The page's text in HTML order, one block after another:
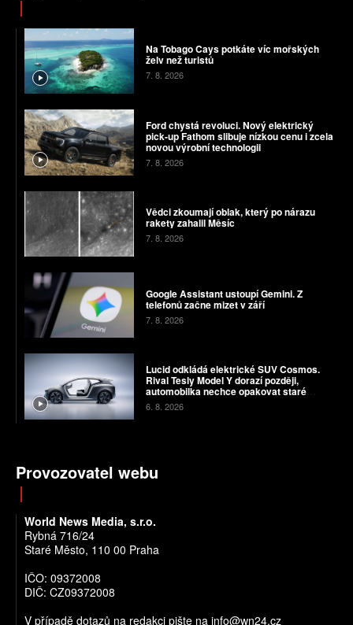
Na Tobago Cays potkáte víc mořských
želv než turistů
7. 8. 2026
Ford chystá revoluci. Nový elektrický
pick-up Fathom slibuje nízkou cenu i zcela
novou výrobní technologii
7. 8. 2026
Vědci zkoumají oblak, který po nárazu
rakety zahalil Měsíc
7. 8. 2026
Google Assistant ustoupí Gemini. Z
telefonů začne mizet v září
7. 8. 2026
Lucid odkládá elektrické SUV Cosmos.
Rival Tesly Model Y dorazí později,
automobilka nechce opakovat staré
chyby
6. 8. 2026
Provozovatel webu
World News Media, s.r.o.
Rybná 716/24
Staré Město, 110 00 Praha
IČO: 09372008
DIČ: CZ09372008
V případě dotazů na redakci pište na info@wn24.cz